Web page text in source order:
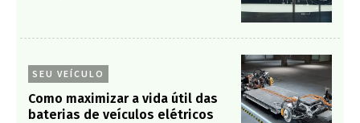
SEU VEÍCULO
Como maximizar a vida útil das
baterias de veículos elétricos